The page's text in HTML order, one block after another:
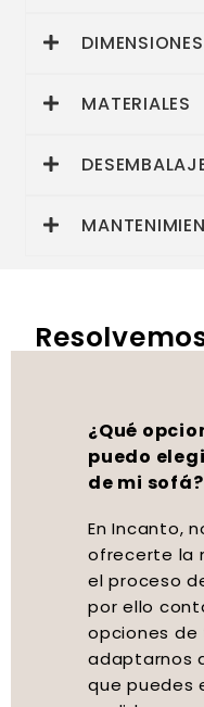
MATERIALES
¿Qué
puedo
de mi sofá?
En Incanto,
ofrecerte la
el proceso
por ello
opciones
adaptarnos
que puedes